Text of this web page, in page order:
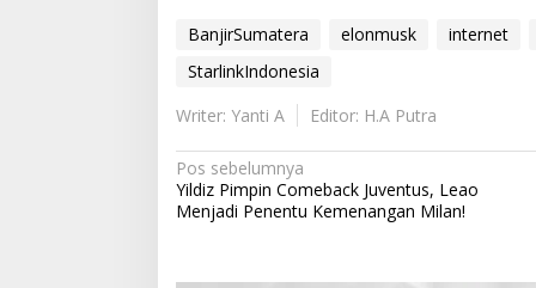
BanjirSumatera elonmusk internet
StarlinkIndonesia
Writer: Yanti A
Editor: H.A Putra
N
a
i
Pos sebelumnya
Yildiz Pimpin Comeback Juventus, Leao
Menjadi Penentu Kemenangan Milan!